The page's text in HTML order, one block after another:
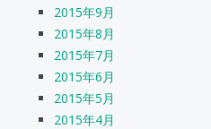
2015年9月
2015年8月
2015年7月
2015年6月
2015年5月
2015年4月